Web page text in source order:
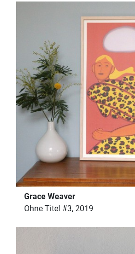
Grace Weaver
Ohne Titel #3, 2019